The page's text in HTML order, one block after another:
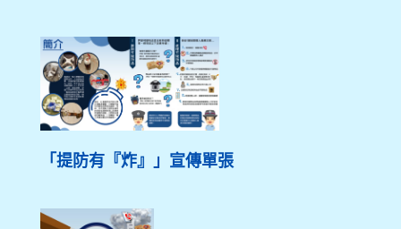
「提防有『炸』」宣傳單張